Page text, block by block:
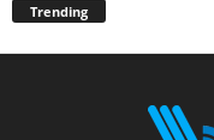
Trending